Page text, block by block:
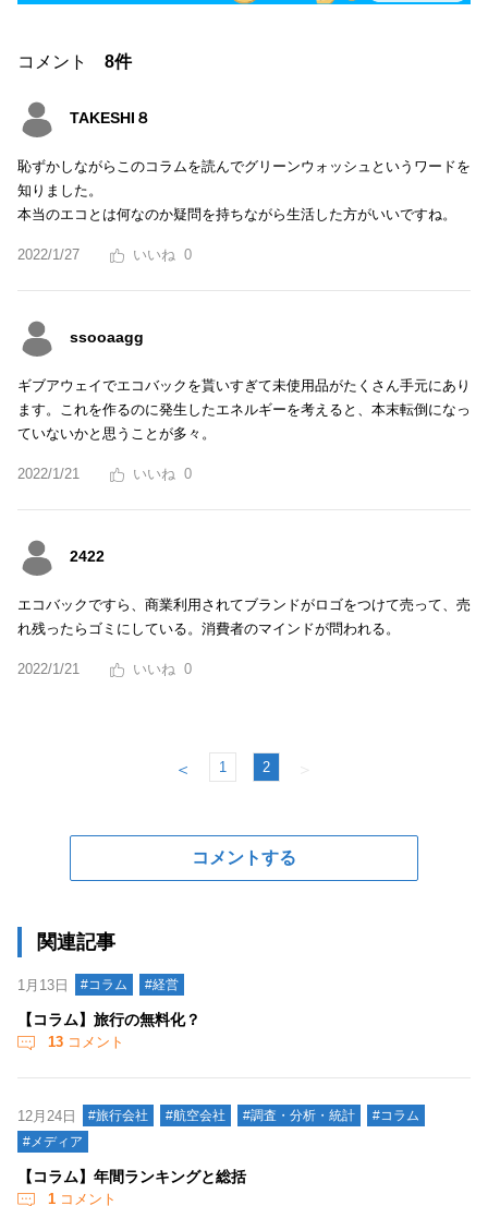
コメント 8件
TAKESHI８
恥ずかしながらこのコラムを読んでグリーンウォッシュというワードを
知りました。
本当のエコとは何なのか疑問を持ちながら生活した方がいいですね。
2022/1/27 0
ssooaagg
ギブアウェイでエコバックを貰いすぎて未使用品がたくさん手元にあり
ます。これを作るのに発生したエネルギーを考えると、本末転倒になっ
ていないかと思うことが多々。
2022/1/21 0
2422
エコバックですら、商業利用されてブランドがロゴをつけて売って、売
れ残ったらゴミにしている。消費者のマインドが問われる。
2022/1/21 0
＜ 1 2 ＞
コメントする
関連記事
1月13日 #コラム #経営
【コラム】旅行の無料化？
13 コメント
12月24日 #旅行会社 #航空会社 #調査・分析・統計
#コラム
#メディア
【コラム】年間ランキングと総括
1 コメント